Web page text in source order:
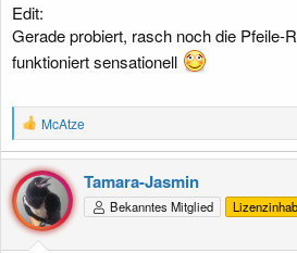
Edit:
Gerade probiert, rasch noch die Pfeile-
funktioniert sensationell
R
e
a
k
t
i
o
n
McAtze
Tamara-Jasmin
Bekanntes Mitglied